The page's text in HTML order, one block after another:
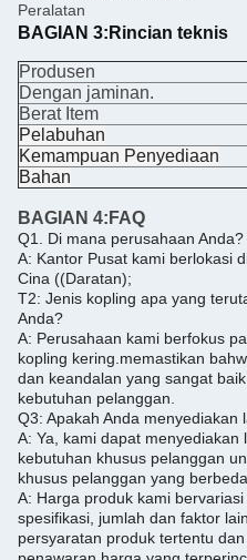
Peralatan
BAGIAN 3: Rincian teknis
Produsen
Dengan jaminan.
Berat Item
Pelabuhan
Kemampuan Penyediaan
Bahan
BAGIAN 4: FAQ
Q1. Di mana perusahaan Anda?
A: Kantor Pusat kami berlokasi
Cina ((Daratan);
T2: Jenis kopling apa yang
Anda?
A: Perusahaan kami berfokus
kopling kering.memastikan
dan keandalan yang sangat
kebutuhan pelanggan.
Q3: Apakah Anda menyediakan
A: Ya, kami dapat
kebutuhan khusus pelanggan
khusus pelanggan yang berbeda.
A: Harga produk kami
spesifikasi, jumlah dan faktor
persyaratan produk tertentu